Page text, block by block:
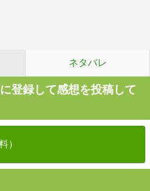
ネタバレ
登録して感想を投稿して
）